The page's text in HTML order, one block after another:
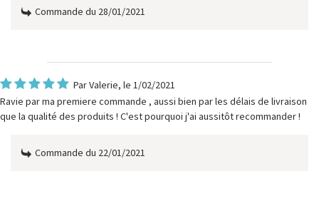
Commande du 28/01/2021
ParValerie, le 1/02/2021
Ravie par ma premiere commande , aussi bien par les délais de livraison
que la qualité des produits ! C'est pourquoi j'ai aussitôt recommander !
Commande du 22/01/2021